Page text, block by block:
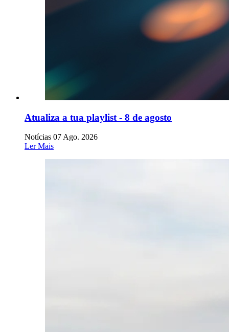
Atualiza a tua playlist - 8 de agosto
Notícias 07 Ago. 2026
Ler Mais